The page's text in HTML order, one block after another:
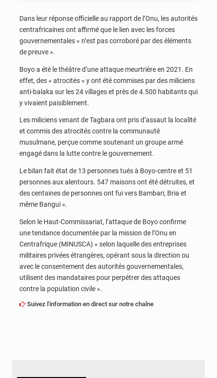
Dans leur réponse officielle au rapport de l’Onu, les autorités
centrafricaines ont affirmé que le lien avec les forces
gouvernementales « n’est pas corroboré par des éléments
de preuve ».
Boyo a été le théâtre d’une attaque meurtrière en 2021. En
effet, des « atrocités » y ont été commises par des miliciens
anti-balaka sur les 24 villages et près de 4.500 habitants qui
y vivaient paisiblement.
Les miliciens venant de Tagbara ont pris d’assaut la localité
et commis des atrocités contre la communauté
musulmane, perçue comme soutenant un groupe armé
engagé dans la lutte contre le gouvernement.
Le bilan fait état de 13 personnes tués à Boyo-centre et 51
personnes aux alentours. 547 maisons ont été détruites, et
des centaines de personnes ont fui vers Bambari, Bria et
même Bangui ».
Selon le Haut-Commissariat, l’attaque de Boyo confirme
une tendance documentée par la mission de l’Onu en
Centrafrique (MINUSCA) « selon laquelle des entreprises
militaires privées étrangères, opérant sous la direction ou
avec le consentement des autorités gouvernementales,
utilisent des mandataires pour perpétrer des attaques
contre la population civile ».
Suivez l'information en direct sur notre chaîne